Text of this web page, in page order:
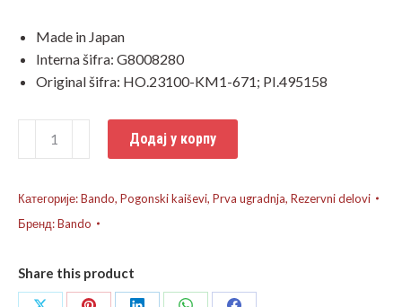
Made in Japan
Interna šifra: G8008280
Original šifra: HO.23100-KM1-671; PI.495158
CN250
количина
Додај у корпу
Категорије:Bando, Pogonski kaiševi, Prva ugradnja, Rezervni delovi
Бренд:Bando
Share this product